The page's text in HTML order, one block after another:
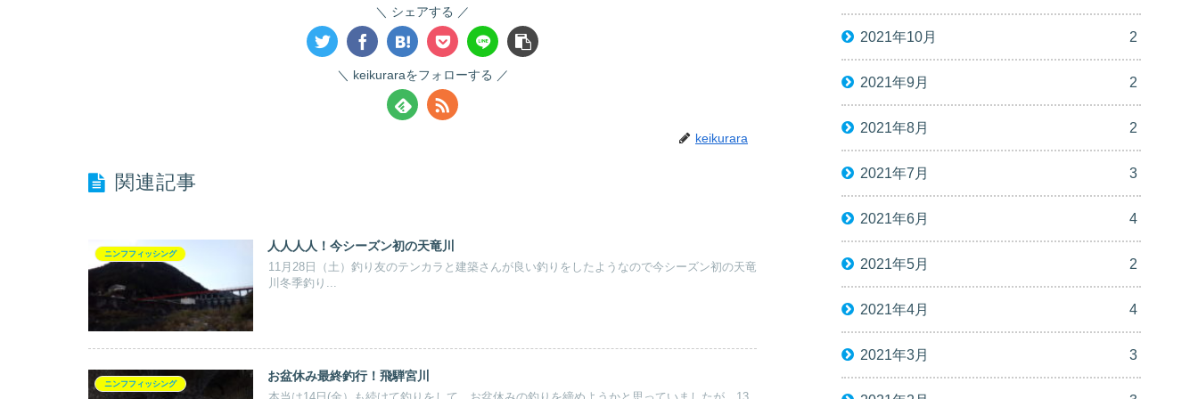
シェアする
keikuraraをフォローする
keikurara
関連記事
ニンフフィッシング
人人人人！今シーズン初の天竜川
11月28日（土）釣り友のテンカラと建築さんが良い釣りをしたようなので今シーズン初の天竜
川冬季釣り...
ニンフフィッシング
お盆休み最終釣行！飛騨宮川
2021年10月 2
2021年9月 2
2021年8月 2
2021年7月 3
2021年6月 4
2021年5月 2
2021年4月 4
2021年3月 3